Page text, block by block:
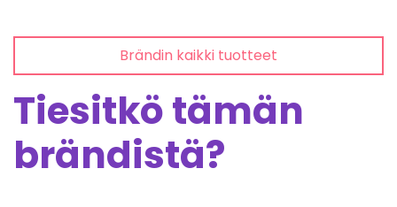
Brändin kaikki tuotteet
Tiesitkö tämän
brändistä?